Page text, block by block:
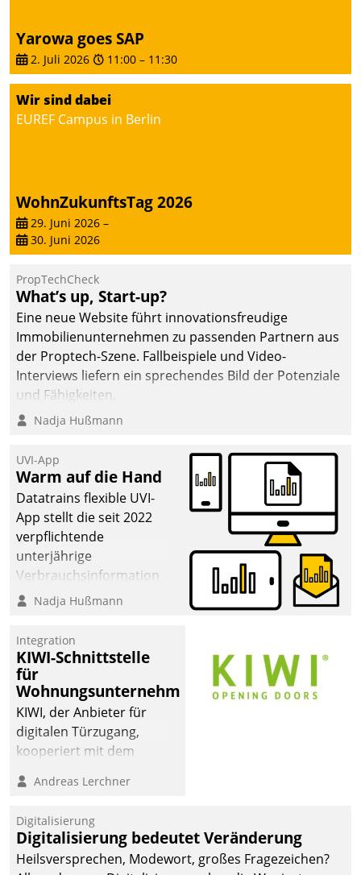
Yarowa goes SAP
2. Juli 2026 11:00 – 11:30
Wir sind dabei
EUREF Campus in Berlin
WohnZukunftsTag 2026
29. Juni 2026 –
30. Juni 2026
PropTechCheck
What’s up, Start-up?
Eine neue Website führt innovationsfreudige
Immobilienunternehmen zu passenden Partnern aus
der Proptech-Szene. Fallbeispiele und Video-
Interviews liefern ein sprechendes Bild der Potenziale
und Fähigkeiten.
Nadja Hußmann
UVI-App
Warm auf die Hand
Datatrains flexible UVI-
App stellt die seit 2022
verpflichtende
unterjährige
Verbrauchsinformation
schnell, zuverlässig und
Die monatlichen
Mitteilungen zum
Heizungs- und
Wasserverbrauch gehen
automatisiert, vollständig
und auf Wunsch über
mehrere zuvor
Kommunikationswege bei
Nadja Hußmann
Integration
KIWI-Schnittstelle
für
Wohnungsunternehmen
KIWI, der Anbieter für
digitalen Türzugang,
kooperiert mit dem
Softwareentwicklungshaus
Andreas Lerchner
Digitalisierung
Digitalisierung bedeutet Veränderung
Heilsversprechen, Modewort, großes Fragezeichen?